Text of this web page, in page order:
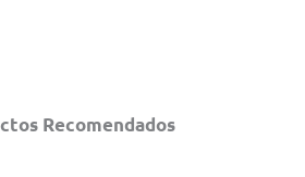
Recomendados